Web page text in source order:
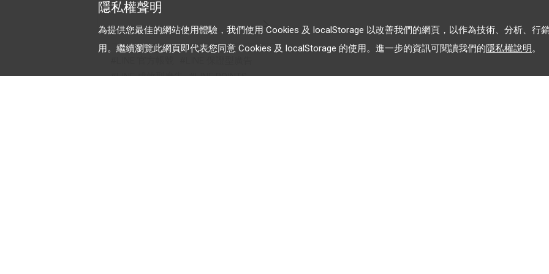
LINE 成效型廣告
LINE POINTS
隱私權聲明
為提供您最佳的網站使用體驗，我們使用 Cookies 及 localStorage 以改善我們的網頁，以作為技術、分析、行
用。繼續瀏覽此網頁即代表您同意 Cookies 及 localStorage 的使用。進一步的資訊可閱讀我們的隱私權說明。